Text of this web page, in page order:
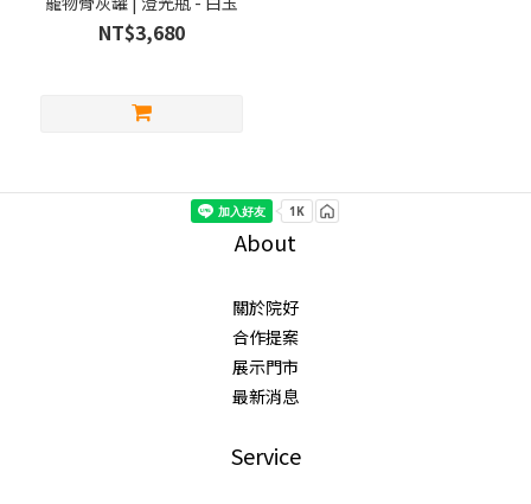
NT$3,680
About
關於院好
合作提案
展示門市
最新消息
Service